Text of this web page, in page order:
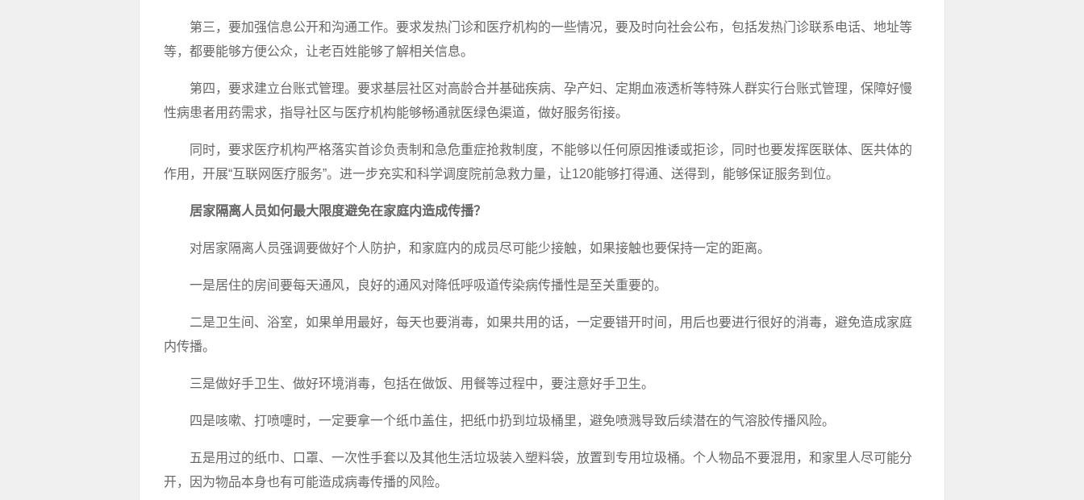
第三，要加强信息公开和沟通工作。要求发热门诊和医疗机构的一些情况，要及时向社会公布，包括发热门诊联系电话、地址等
等，都要能够方便公众，让老百姓能够了解相关信息。
第四，要求建立台账式管理。要求基层社区对高龄合并基础疾病、孕产妇、定期血液透析等特殊人群实行台账式管理，保障好慢
性病患者用药需求，指导社区与医疗机构能够畅通就医绿色渠道，做好服务衔接。
同时，要求医疗机构严格落实首诊负责制和急危重症抢救制度，不能够以任何原因推诿或拒诊，同时也要发挥医联体、医共体的
作用，开展“互联网医疗服务”。进一步充实和科学调度院前急救力量，让120能够打得通、送得到，能够保证服务到位。
居家隔离人员如何最大限度避免在家庭内造成传播？
对居家隔离人员强调要做好个人防护，和家庭内的成员尽可能少接触，如果接触也要保持一定的距离。
一是居住的房间要每天通风，良好的通风对降低呼吸道传染病传播性是至关重要的。
二是卫生间、浴室，如果单用最好，每天也要消毒，如果共用的话，一定要错开时间，用后也要进行很好的消毒，避免造成家庭
内传播。
三是做好手卫生、做好环境消毒，包括在做饭、用餐等过程中，要注意好手卫生。
四是咳嗽、打喷嚏时，一定要拿一个纸巾盖住，把纸巾扔到垃圾桶里，避免喷溅导致后续潜在的气溶胶传播风险。
五是用过的纸巾、口罩、一次性手套以及其他生活垃圾装入塑料袋，放置到专用垃圾桶。个人物品不要混用，和家里人尽可能分
开，因为物品本身也有可能造成病毒传播的风险。